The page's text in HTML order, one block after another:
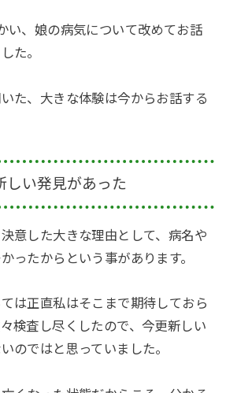
い、娘の病気について改めてお話
た。
た、大きな体験は今からお話する
い発見があった
意した大きな理由として、病名や
ったからという事があります。
は正直私はそこまで期待しておら
検査し尽くしたので、今更新しい
のではと思っていました。